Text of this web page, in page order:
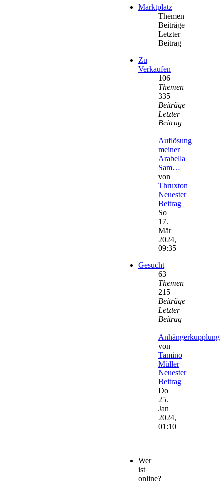
Marktplatz
Themen
Beiträge
Letzter
Beitrag
Zu
Verkaufen
106
Themen
335
Beiträge
Letzter
Beitrag
Auflösung
meiner
Arabella
Sam…
von
Thruxton
Neuester
Beitrag
So
17.
Mär
2024,
09:35
Gesucht
63
Themen
215
Beiträge
Letzter
Beitrag
Anhängerkupplung
von
Tamino
Müller
Neuester
Beitrag
Do
25.
Jan
2024,
01:10
Wer
ist
online?